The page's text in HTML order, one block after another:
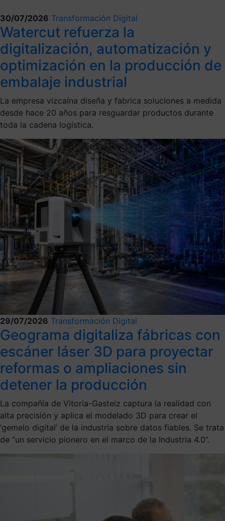
30/07/2026 Transformación Digital
Watercut refuerza la
digitalización, automatización y
optimización en la producción de
embalaje industrial
La empresa vizcaína diseña y fabrica soluciones a medida
desde hace 20 años para resguardar productos durante
toda la cadena logística.
29/07/2026 Transformación Digital
Geograma digitaliza fábricas con
escáner láser 3D para proyectar
reformas o ampliaciones sin
detener la producción
La compañía de Vitoria-Gasteiz captura la realidad con
alta precisión y aplica el modelado 3D para crear el
‘gemelo digital’ de la industria sobre datos fiables. Se trata
de “un servicio pionero en el marco de la Industria 4.0”.